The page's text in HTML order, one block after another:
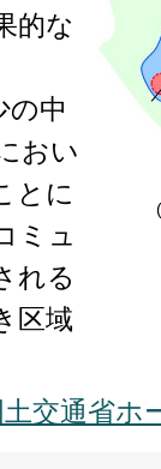
的な
の中
おい
とに
ミュ
れる
区域
交通省ホ